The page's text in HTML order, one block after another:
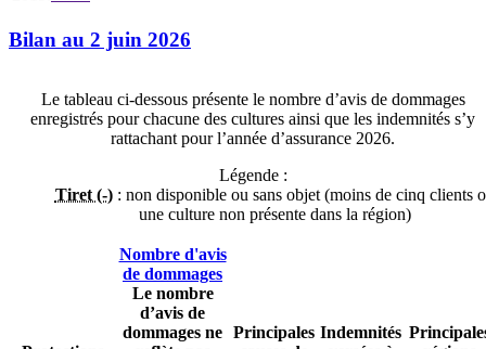
Bilan au 2 juin 2026
Le tableau ci-dessous présente le nombre d’avis de dommages
enregistrés pour chacune des cultures ainsi que les indemnités s’y
rattachant pour l’année d’assurance 2026.
Légende :
Tiret (-) : non disponible ou sans objet (moins de cinq clients
une culture non présente dans la région)
Nombre d'avis
de dommages
Le nombre
d’avis de
dommages ne Principales Indemnités